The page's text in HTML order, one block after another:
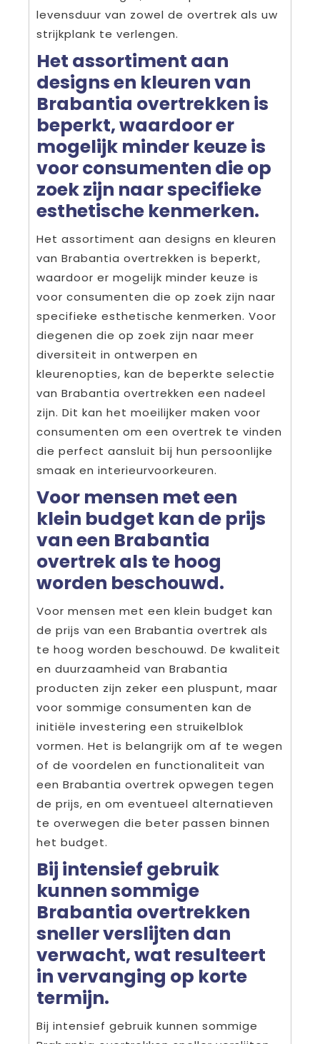
levensduur van zowel de overtrek als uw
strijkplank te verlengen.
Het assortiment aan
designs en kleuren van
Brabantia overtrekken is
beperkt, waardoor er
mogelijk minder keuze is
voor consumenten die op
zoek zijn naar specifieke
esthetische kenmerken.
Het assortiment aan designs en kleuren
van Brabantia overtrekken is beperkt,
waardoor er mogelijk minder keuze is
voor consumenten die op zoek zijn naar
specifieke esthetische kenmerken. Voor
diegenen die op zoek zijn naar meer
diversiteit in ontwerpen en
kleurenopties, kan de beperkte selectie
van Brabantia overtrekken een nadeel
zijn. Dit kan het moeilijker maken voor
consumenten om een overtrek te vinden
die perfect aansluit bij hun persoonlijke
smaak en interieurvoorkeuren.
Voor mensen met een
klein budget kan de prijs
van een Brabantia
overtrek als te hoog
worden beschouwd.
Voor mensen met een klein budget kan
de prijs van een Brabantia overtrek als
te hoog worden beschouwd. De kwaliteit
en duurzaamheid van Brabantia
producten zijn zeker een pluspunt, maar
voor sommige consumenten kan de
initiële investering een struikelblok
vormen. Het is belangrijk om af te wegen
of de voordelen en functionaliteit van
een Brabantia overtrek opwegen tegen
de prijs, en om eventueel alternatieven
te overwegen die beter passen binnen
het budget.
Bij intensief gebruik
kunnen sommige
Brabantia overtrekken
sneller verslijten dan
verwacht, wat resulteert
in vervanging op korte
termijn.
Bij intensief gebruik kunnen sommige